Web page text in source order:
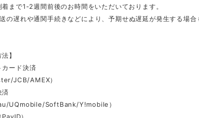
着まで1-2週間前後のお時間をいただいております。
の遅れや通関手続きなどにより、予期せぬ遅延が発生する場合
】
カード決済
JCB/AMEX）
済
UQmobile/SoftBank/Y!mobile）